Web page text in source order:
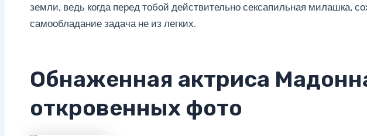
земли, ведь когда перед тобой действительно сексапильная милашка,
самообладание задача не из легких.
Обнаженная актриса
откровенных фото